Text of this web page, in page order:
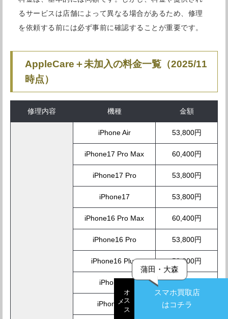
るサービスは店舗によって異なる場合があるため、修理
を依頼する前には必ず事前に確認することが重要です。
AppleCare＋未加入の料金一覧（2025/11
時点）
修理内容 機種 金額
iPhone Air 53,800円
iPhone17 Pro Max 60,400円
iPhone17 Pro 53,800円
iPhone17 53,800円
iPhone16 Pro Max 60,400円
iPhone16 Pro 53,800円
iPhone16 Plus 53,800円
iPhone16 42,800円
iPhone16e 38,800円
蒲田・大森
オ
スス
メ
スマホ買取店
はコチラ